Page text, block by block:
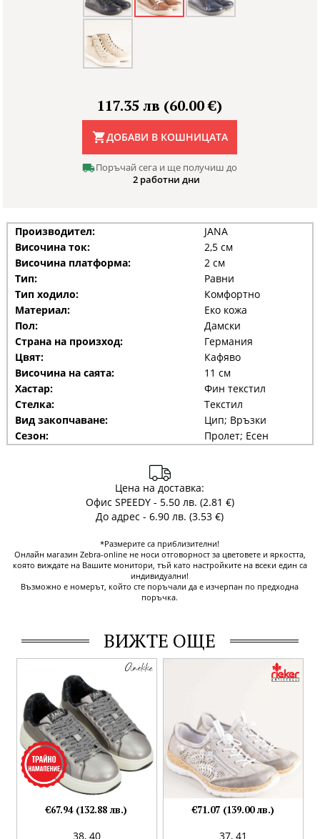
117.35 лв (60.00 €)
ДОБАВИ В КОШНИЦАТА
Поръчай сега и ще получиш до
2 работни дни
Производител:
JANA
Височина ток:
2,5 см
Височина платформа:
2 см
Тип:
Равни
Тип ходило:
Комфортно
Материал:
Еко кожа
Пол:
Дамски
Страна на произход:
Германия
Цвят:
Кафяво
Височина на саята:
11 см
Хастар:
Фин текстил
Стелка:
Текстил
Вид закопчаване:
Цип; Връзки
Сезон:
Пролет; Есен
Цена на доставка:
Офис SPEEDY - 5.50 лв. (2.81 €)
До адрес - 6.90 лв. (3.53 €)
*Размерите са приблизителни!
Онлайн магазин Zebra-online не носи отговорност за цветовете и яркостта,
която виждате на Вашите монитори, тъй като настройките на всеки един са
индивидуални!
Възможно е номерът, който сте поръчали да е изчерпан по предходна
поръчка.
ВИЖТЕ ОЩЕ
38, 40
€67.94 (132.88 лв.)
37, 41
€71.07 (139.00 лв.)